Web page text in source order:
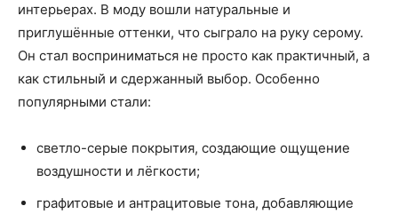
интерьерах. В моду вошли натуральные и
приглушённые оттенки, что сыграло на руку серому.
Он стал восприниматься не просто как практичный, а
как стильный и сдержанный выбор. Особенно
популярными стали:
светло-серые покрытия, создающие ощущение
воздушности и лёгкости;
графитовые и антрацитовые тона, добавляющие